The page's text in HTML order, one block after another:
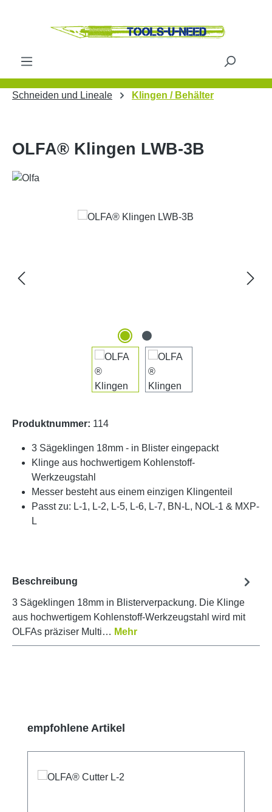
Schneiden und Lineale Klingen / Behälter
OLFA® Klingen LWB-3B
Bildergalerie überspringen
Produktnummer: 114
3 Sägeklingen 18mm - in Blister eingepackt
Klinge aus hochwertigem Kohlenstoff-
Werkzeugstahl
Messer besteht aus einem einzigen Klingenteil
Passt zu: L-1, L-2, L-5, L-6, L-7, BN-L, NOL-1 & MXP-
L
Beschreibung
3 Sägeklingen 18mm in Blisterverpackung. Die Klinge
aus hochwertigem Kohlenstoff-Werkzeugstahl wird mit
OLFAs präziser Multi… Mehr
Produktgalerie überspringen
empfohlene Artikel